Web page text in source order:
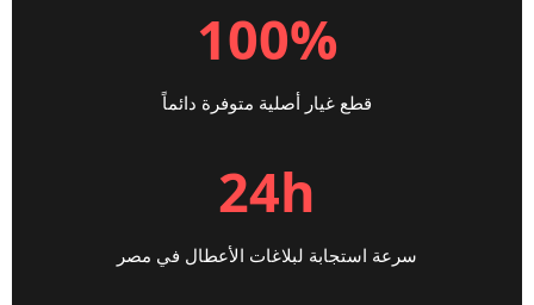
100%
قطع غيار أصلية متوفرة دائماً
24h
سرعة استجابة لبلاغات الأعطال في مصر